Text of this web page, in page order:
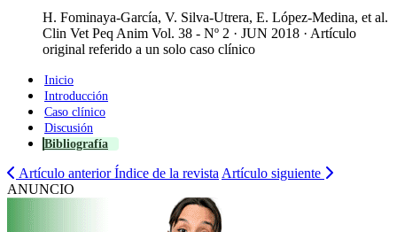
H. Fominaya-García, V. Silva-Utrera, E. López-Medina, et al.
Clin Vet Peq Anim Vol. 38 - Nº 2 · JUN 2018 · Artículo
original referido a un solo caso clínico
Inicio
Introducción
Caso clínico
Discusión
Bibliografía
Artículo anterior Índice de la revista Artículo siguiente
ANUNCIO